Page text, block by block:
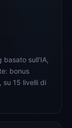
basato sull'IA,
bonus
su 15 livelli di